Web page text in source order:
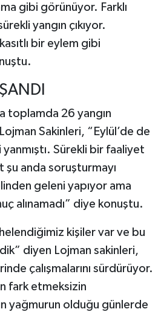
gibi görünüyor. Farklı
yangın çıkıyor.
bir eylem gibi
toplamda 26 yangın
Sakinleri, “Eylül’de de
yanmıştı. Sürekli bir faaliyet
anda soruşturmayı
geleni yapıyor ama
alınamadı” diye konuştu.
kişiler var ve bu
diyen Lojman sakinleri,
çalışmalarını sürdürüyor.
fark etmeksizin
yağmurun olduğu günlerde